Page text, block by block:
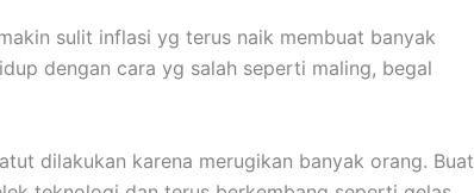
sulit inflasi yg terus naik membuat banyak
dengan cara yg salah seperti maling, begal
dilakukan karena merugikan banyak orang. Buat